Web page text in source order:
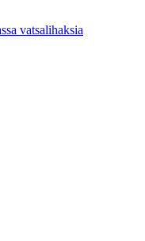
vatsalihaksia